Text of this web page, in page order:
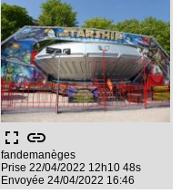
fullscreen link
fandemanèges
Prise 22/04/2022 12h10 48s
Envoyée 24/04/2022 16:46